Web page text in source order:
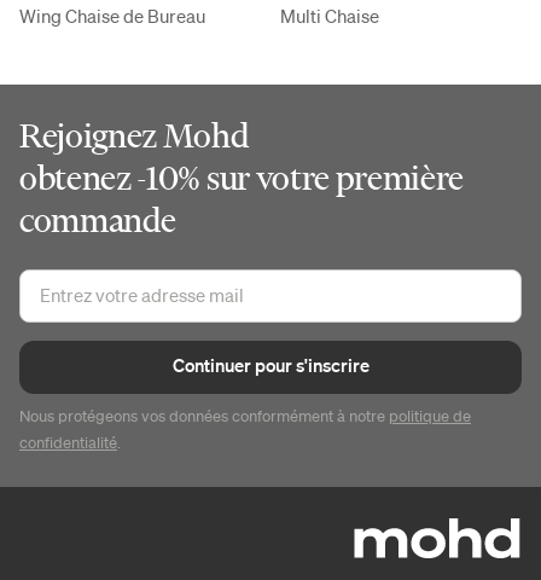
Wing Chaise de Bureau
Multi Chaise
Rejoignez Mohd
obtenez -10% sur votre première
commande
Continuer pour s'inscrire
Nous protégeons vos données conformément à notre politique de
confidentialité.